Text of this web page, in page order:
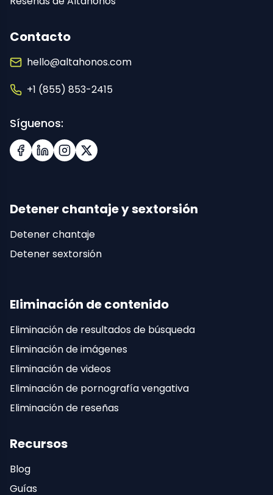
Contacto
hello@altahonos.com
+1 (855) 853-2415
Síguenos:
Facebook
LinkedInInstagramX (Twitter)
Detener chantaje y sextorsión
Detener chantaje
Detener sextorsión
Eliminación de contenido
Eliminación de resultados de búsqueda
Eliminación de imágenes
Eliminación de videos
Eliminación de pornografía vengativa
Eliminación de reseñas
Recursos
Blog
Guías